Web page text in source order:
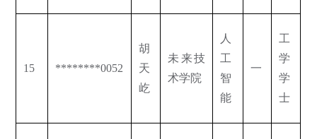
15 ********0052
胡
天
屹
未来技
术学院
人
工
智
能
一
工
学
学
士